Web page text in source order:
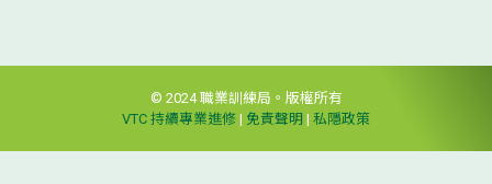
© 2024 職業訓練局。版權所有
VTC 持續專業進修 | 免責聲明 | 私隱政策